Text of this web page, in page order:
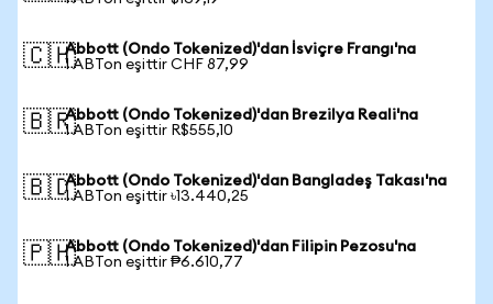
🇨🇭Abbott (Ondo Tokenized)'dan İsviçre Frangı'na
1 ABTon eşittir CHF 87,99
🇧🇷Abbott (Ondo Tokenized)'dan Brezilya Reali'na
1 ABTon eşittir R$555,10
🇧🇩Abbott (Ondo Tokenized)'dan Bangladeş Takası'na
1 ABTon eşittir ৳13.440,25
🇵🇭Abbott (Ondo Tokenized)'dan Filipin Pezosu'na
1 ABTon eşittir ₱6.610,77